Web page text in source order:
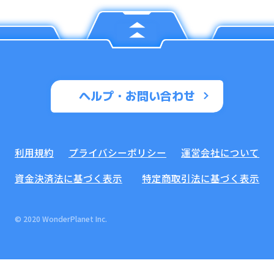
ヘルプ・お問い合わせ
利用規約 プライバシーポリシー
運営会社について
資金決済法に基づく表示
特定商取引法に基づく表示
© 2020 WonderPlanet Inc.